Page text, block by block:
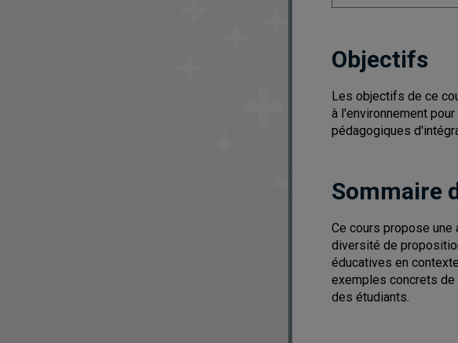
Objectifs
Les objectifs de ce
à l'environnement
pédagogiques
Sommaire
Ce cours propose
diversité de
éducatives en
exemples concrets
des étudiants.